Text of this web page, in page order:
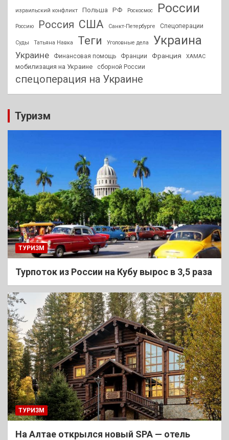
израильский конфликт Польша РФ Роскосмос России
Россию Россия США Санкт-Петербурге Спецоперации
Суды Татьяна Навка Теги Уголовные дела Украина
Украине Финансовая помощь Франции Франция ХАМАС
мобилизация на Украине сборной России
спецоперация на Украине
Туризм
ТУРИЗМ
Турпоток из России на Кубу вырос в 3,5 раза
ТУРИЗМ
На Алтае открылся новый SPA — отель